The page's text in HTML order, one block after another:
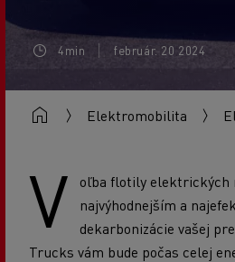
4min február. 20 2024
Elektromobilita
V
oľba flotily elektrických
najvýhodnejším a
dekarbonizácie vašej
Trucks vám bude počas celej